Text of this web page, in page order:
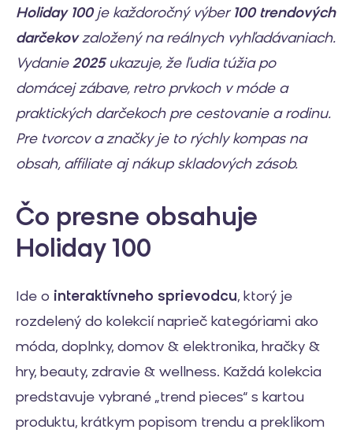
Holiday 100je každoročný výber 100 trendových
darčekovzaložený na reálnych vyhľadávaniach.
Vydanie 2025ukazuje, že ľudia túžia po
domácej zábave, retro prvkoch v móde a
praktických darčekoch pre cestovanie a rodinu.
Pre tvorcov a značky je to rýchly kompas na
obsah, affiliate aj nákup skladových zásob.
Čo presne obsahuje
Holiday 100
Ide o interaktívneho sprievodcu, ktorý je
rozdelený do kolekcií naprieč kategóriami ako
móda, doplnky, domov & elektronika, hračky &
hry, beauty, zdravie & wellness. Každá kolekcia
predstavuje vybrané „trend pieces“ s kartou
produktu, krátkym popisom trendu a preklikom